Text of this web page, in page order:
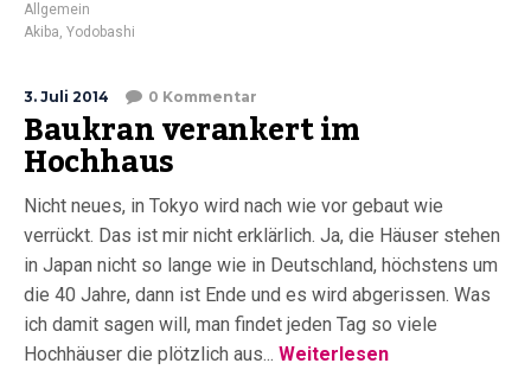
Allgemein
Akiba, Yodobashi
3. Juli 2014 0 Kommentar
Baukran verankert im
Hochhaus
Nicht neues, in Tokyo wird nach wie vor gebaut wie
verrückt. Das ist mir nicht erklärlich. Ja, die Häuser stehen
in Japan nicht so lange wie in Deutschland, höchstens um
die 40 Jahre, dann ist Ende und es wird abgerissen. Was
ich damit sagen will, man findet jeden Tag so viele
Hochhäuser die plötzlich aus... Weiterlesen